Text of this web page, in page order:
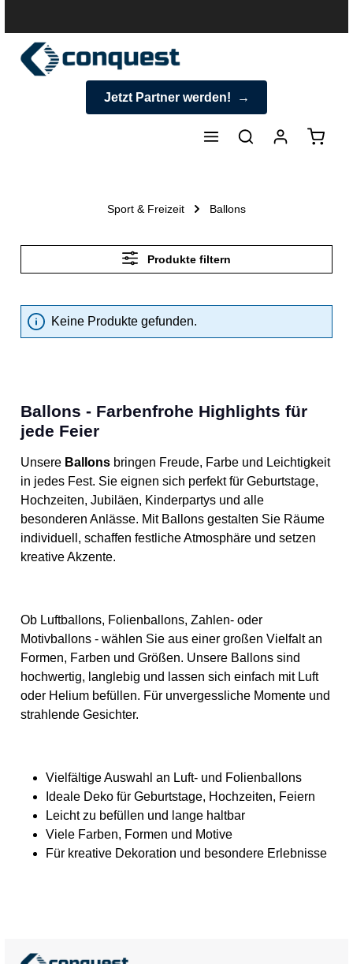
Jetzt Partner werden!
Sport & Freizeit Ballons
Produkte filtern
Keine Produkte gefunden.
Ballons - Farbenfrohe Highlights für
jede Feier
Unsere Ballons bringen Freude, Farbe und Leichtigkeit
in jedes Fest. Sie eignen sich perfekt für Geburtstage,
Hochzeiten, Jubiläen, Kinderpartys und alle
besonderen Anlässe. Mit Ballons gestalten Sie Räume
individuell, schaffen festliche Atmosphäre und setzen
kreative Akzente.
Ob Luftballons, Folienballons, Zahlen- oder
Motivballons - wählen Sie aus einer großen Vielfalt an
Formen, Farben und Größen. Unsere Ballons sind
hochwertig, langlebig und lassen sich einfach mit Luft
oder Helium befüllen. Für unvergessliche Momente und
strahlende Gesichter.
Vielfältige Auswahl an Luft- und Folienballons
Ideale Deko für Geburtstage, Hochzeiten, Feiern
Leicht zu befüllen und lange haltbar
Viele Farben, Formen und Motive
Für kreative Dekoration und besondere Erlebnisse